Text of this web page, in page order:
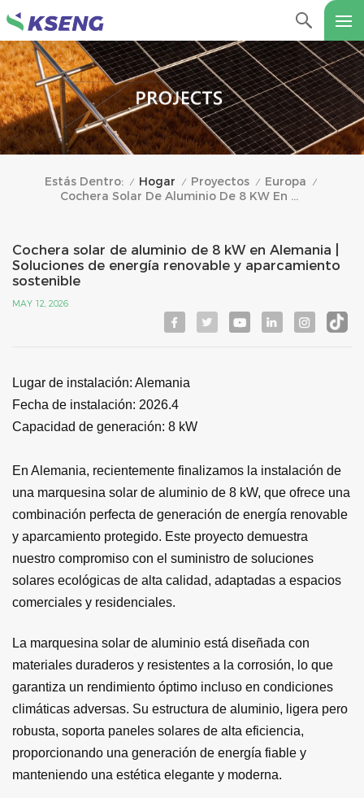
Estás Dentro: / Hogar / Proyectos / Europa /
Cochera Solar De Aluminio De 8 KW En Alemania | Soluciones De Energía Renovable Y Aparcamiento Sostenible
Cochera solar de aluminio de 8 kW en Alemania |
Soluciones de energía renovable y aparcamiento
sostenible
MAY 12, 2026
Lugar de instalación: Alemania
Fecha de instalación: 2026.4
Capacidad de generación: 8 kW
En Alemania, recientemente finalizamos la instalación de
una marquesina solar de aluminio de 8 kW, que ofrece una
combinación perfecta de generación de energía renovable
y aparcamiento protegido. Este proyecto demuestra
nuestro compromiso con el suministro de soluciones
solares ecológicas de alta calidad, adaptadas a espacios
comerciales y residenciales.
La marquesina solar de aluminio está diseñada con
materiales duraderos y resistentes a la corrosión, lo que
garantiza un rendimiento óptimo incluso en condiciones
climáticas adversas. Su estructura de aluminio, ligera pero
robusta, soporta paneles solares de alta eficiencia,
proporcionando una generación de energía fiable y
manteniendo una estética elegante y moderna.